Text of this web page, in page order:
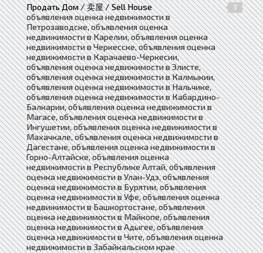
Продать Дом / 卖屋 / Sell House
3
объявления оценка недвижимости в
Петрозаводске, объявления оценка
недвижимости в Карелии, объявления оценка
недвижимости в Черкесске, объявления оценка
недвижимости в Карачаево-Черкесии,
объявления оценка недвижимости в Элисте,
объявления оценка недвижимости в Калмыкии,
объявления оценка недвижимости в Нальчике,
объявления оценка недвижимости в Кабардино-
Балкарии, объявления оценка недвижимости в
Магасе, объявления оценка недвижимости в
Ингушетии, объявления оценка недвижимости в
Махачкале, объявления оценка недвижимости в
Дагестане, объявления оценка недвижимости в
Горно-Алтайске, объявления оценка
недвижимости в Республике Алтай, объявления
оценка недвижимости в Улан-Удэ, объявления
оценка недвижимости в Бурятии, объявления
оценка недвижимости в Уфе, объявления оценка
недвижимости в Башкортостане, объявления
оценка недвижимости в Майкопе, объявления
оценка недвижимости в Адыгее, объявления
оценка недвижимости в Чите, объявления оценка
недвижимости в Забайкальском крае